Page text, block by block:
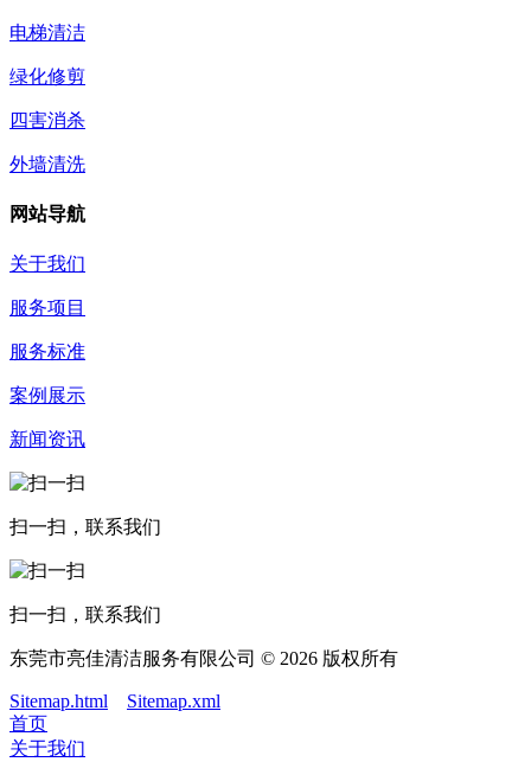
电梯清洁
绿化修剪
四害消杀
外墙清洗
网站导航
关于我们
服务项目
服务标准
案例展示
新闻资讯
扫一扫，联系我们
扫一扫，联系我们
东莞市亮佳清洁服务有限公司 © 2026 版权所有
Sitemap.html
Sitemap.xml
首页
关于我们